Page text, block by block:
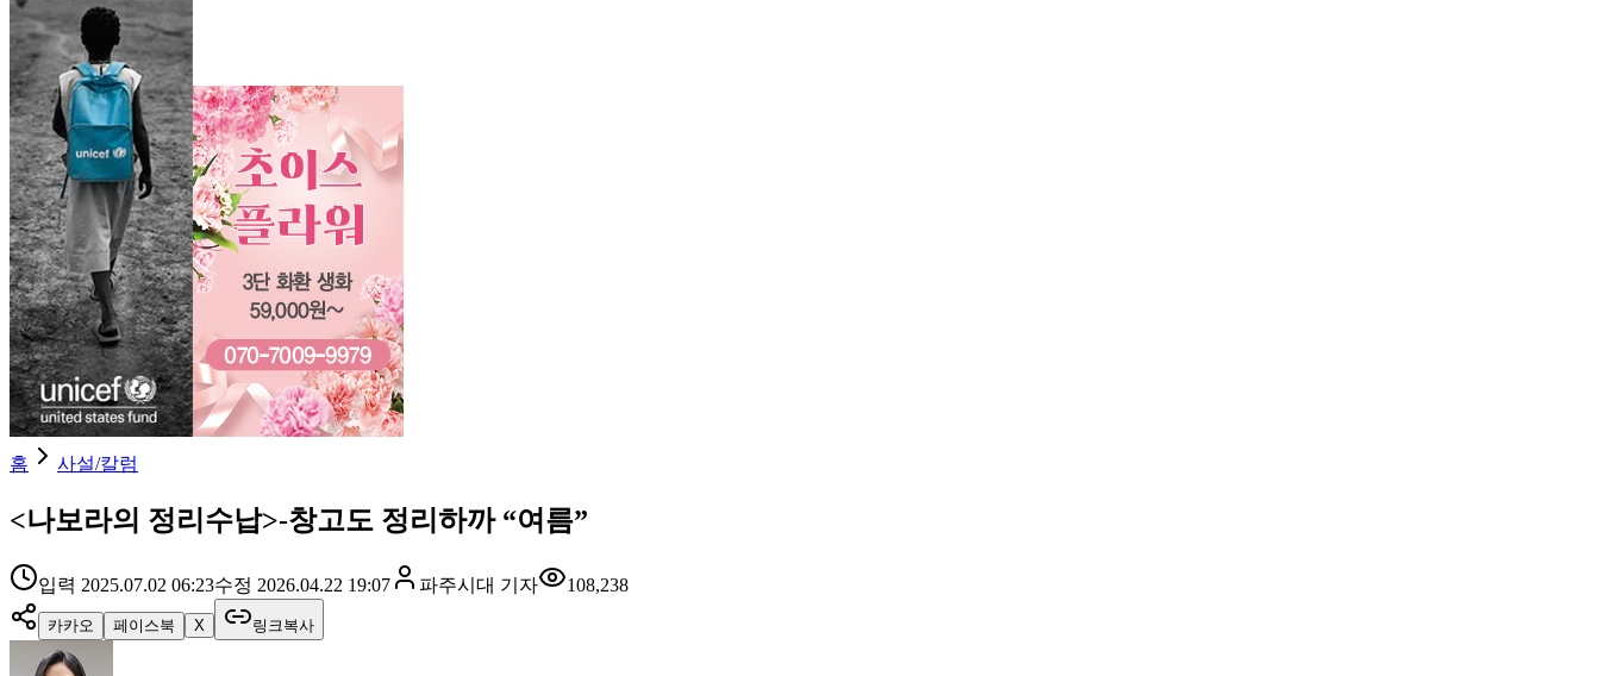
홈 사설/칼럼
<나보라의 정리수납>-창고도 정리하까 “여름”
입력 2025.07.02 06:23수정 2026.04.22 19:07 파주시대 기자 108,238
카카오 페이스북 X 링크복사